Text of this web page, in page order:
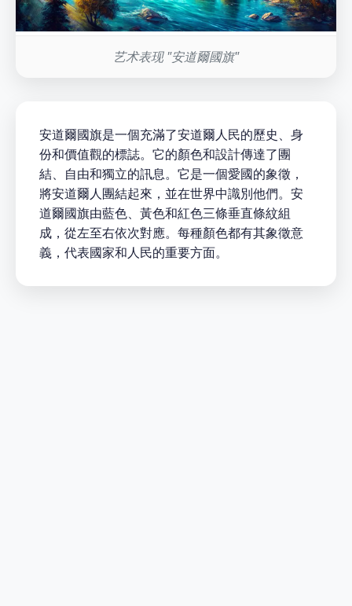
艺术表现 "安道爾國旗"
安道爾國旗是一個充滿了安道爾人民的歷史、身
份和價值觀的標誌。它的顏色和設計傳達了團
結、自由和獨立的訊息。它是一個愛國的象徵，
將安道爾人團結起來，並在世界中識別他們。安
道爾國旗由藍色、黃色和紅色三條垂直條紋組
成，從左至右依次對應。每種顏色都有其象徵意
義，代表國家和人民的重要方面。